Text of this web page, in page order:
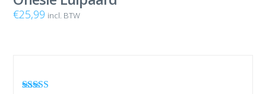
€25,99 incl. BTW